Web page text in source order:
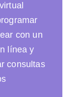
con un
línea y
consultas